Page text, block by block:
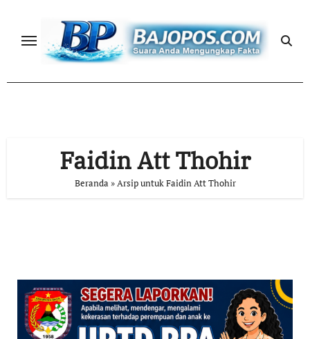
content
Faidin Att Thohir
Beranda »Arsip untuk Faidin Att Thohir